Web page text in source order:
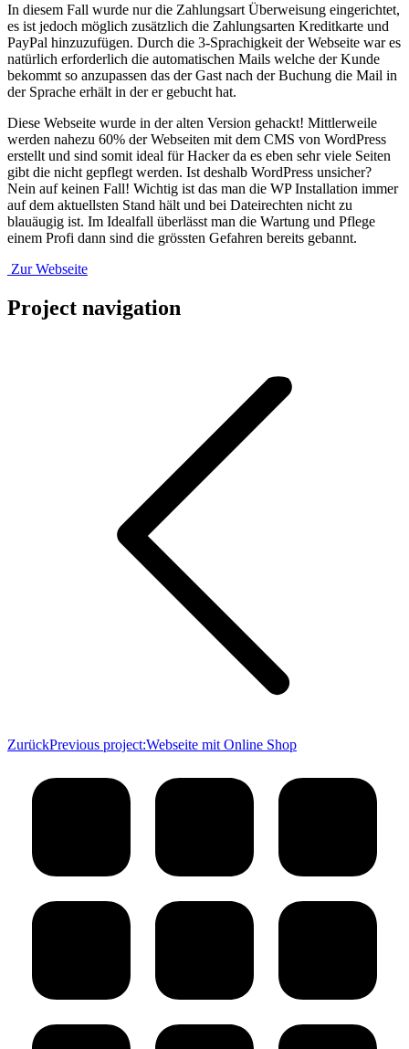
In diesem Fall wurde nur die Zahlungsart Überweisung eingerichtet,
es ist jedoch möglich zusätzlich die Zahlungsarten Kreditkarte und
PayPal hinzuzufügen. Durch die 3-Sprachigkeit der Webseite war es
natürlich erforderlich die automatischen Mails welche der Kunde
bekommt so anzupassen das der Gast nach der Buchung die Mail in
der Sprache erhält in der er gebucht hat.
Diese Webseite wurde in der alten Version gehackt! Mittlerweile
werden nahezu 60% der Webseiten mit dem CMS von WordPress
erstellt und sind somit ideal für Hacker da es eben sehr viele Seiten
gibt die nicht gepflegt werden. Ist deshalb WordPress unsicher?
Nein auf keinen Fall! Wichtig ist das man die WP Installation immer
auf dem aktuellsten Stand hält und bei Dateirechten nicht zu
blauäugig ist. Im Idealfall überlässt man die Wartung und Pflege
einem Profi dann sind die grössten Gefahren bereits gebannt.
Zur Webseite
Project navigation
ZurückPrevious project:Webseite mit Online Shop